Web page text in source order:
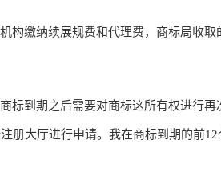
缴纳续展规费和代理费，商标局收取
到期之后需要对商标这所有权进行再
册大厅进行申请。我在商标到期的前